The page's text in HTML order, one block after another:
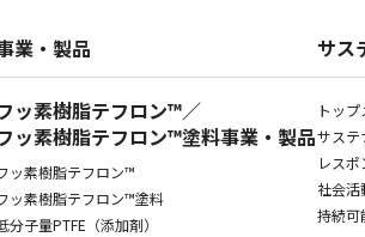
業・製品
ッ素樹脂テフロン™／
ッ素樹脂テフロン™塗料事業・製品
ッ素樹脂テフロン™
ッ素樹脂テフロン™塗料
分子量PTFE（添加剤）
サス
トッ
サステ
レス
社会活
持続可